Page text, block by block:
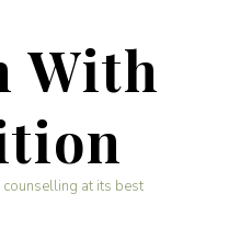
With
at its best